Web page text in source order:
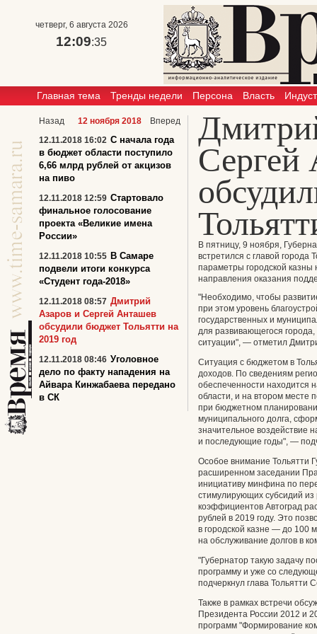
четверг, 6 августа 2026
12:09:35
Главная тема Тренды недели Персона Власть
Сергей
В пятницу, 9 ноября,
встретился с главой
параметры городской
направления оказания
"Необходимо, чтобы
при этом уровень
государственных и
для развивающегося
ситуации", — отметил
Ситуация с бюджетом в
доходов. По сведениям
обеспеченности находится
области, и на втором месте
при бюджетном
муниципального долга,
значительное воздействие
и последующие годы", —
Особое внимание Тольятти
расширенном заседании
инициативу минфина по
стимулирующих субсидий из
коэффициентов Автоград
рублей в 2019 году. Это
в городской казне — до 100
на обслуживание долгов в
"Губернатор такую задачу
программу и уже со
подчеркнул глава Тольятти
Также в рамках встречи
Президента России 2012 и
программ "Формирование
Назад 12 ноября 2018
Вперед
12.11.2018 16:02 С начала года
в бюджет области поступило
6,66 млрд рублей от акцизов
на пиво
12.11.2018 12:59 Стартовало
финальное голосование
проекта «Великие имена
России»
12.11.2018 10:55 В Самаре
подвели итоги конкурса
«Студент года-2018»
12.11.2018 08:57 Дмитрий
Азаров и Сергей Анташев
обсудили бюджет Тольятти на
2019 год
12.11.2018 08:46 Уголовное
дело по факту нападения на
Айвара Кинжабаева передано
в СК